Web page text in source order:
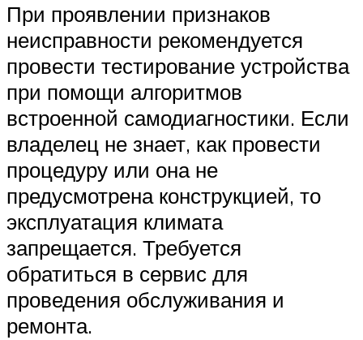
При проявлении признаков
неисправности рекомендуется
провести тестирование устройства
при помощи алгоритмов
встроенной самодиагностики. Если
владелец не знает, как провести
процедуру или она не
предусмотрена конструкцией, то
эксплуатация климата
запрещается. Требуется
обратиться в сервис для
проведения обслуживания и
ремонта.